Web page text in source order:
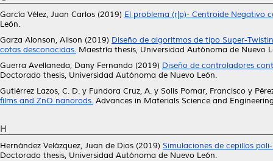
García Vélez, Juan Carlos (2019) El problema (r|p)- Centroide Negativo
León.
Garza Alonson, Alison (2019) Diseño de algoritmos de tipo Super-
cotas desconocidas. Maestría thesis, Universidad Autónoma de Nuevo
Guerra Avellaneda, Dany Fernando (2019) Diseño de controladores
Doctorado thesis, Universidad Autónoma de Nuevo León.
Gutiérrez Lazos, C. D. y Fundora Cruz, A. y Solís Pomar, Francisco y
films and ZnO nanorods. Advances in Materials Science and
H
Hernández Velázquez, Juan de Dios (2019) Simulaciones de cepillos
Doctorado thesis, Universidad Autónoma de Nuevo León.